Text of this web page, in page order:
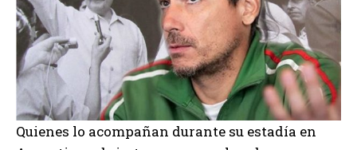
Quienes lo acompañan durante su estadía en